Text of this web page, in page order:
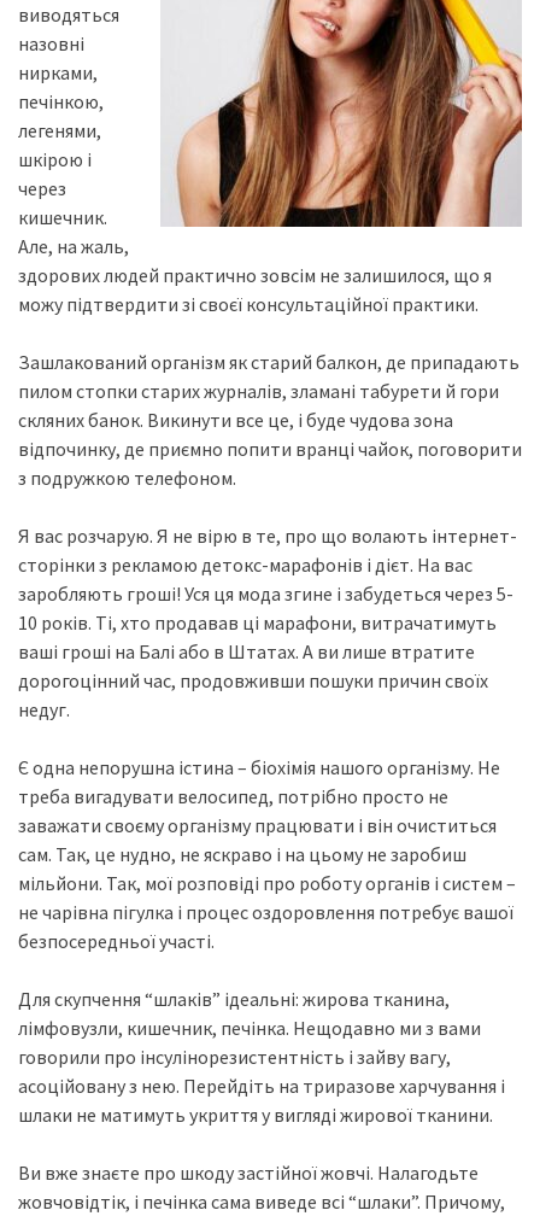
виводяться
назовні
нирками,
печінкою,
легенями,
шкірою і
через
кишечник.
Але, на жаль,
здорових людей практично зовсім не залишилося, що я
можу підтвердити зі своєї консультаційної практики.
Зашлакований організм як старий балкон, де припадають
пилом стопки старих журналів, зламані табурети й гори
скляних банок. Викинути все це, і буде чудова зона
відпочинку, де приємно попити вранці чайок, поговорити
з подружкою телефоном.
Я вас розчарую. Я не вірю в те, про що волають інтернет-
сторінки з рекламою детокс-марафонів і дієт. На вас
заробляють гроші! Уся ця мода згине і забудеться через 5-
10 років. Ті, хто продавав ці марафони, витрачатимуть
ваші гроші на Балі або в Штатах. А ви лише втратите
дорогоцінний час, продовживши пошуки причин своїх
недуг.
Є одна непорушна істина – біохімія нашого організму. Не
треба вигадувати велосипед, потрібно просто не
заважати своєму організму працювати і він очиститься
сам. Так, це нудно, не яскраво і на цьому не заробиш
мільйони. Так, мої розповіді про роботу органів і систем –
не чарівна пігулка і процес оздоровлення потребує вашої
безпосередньої участі.
Для скупчення “шлаків” ідеальні: жирова тканина,
лімфовузли, кишечник, печінка. Нещодавно ми з вами
говорили про інсулінорезистентність і зайву вагу,
асоційовану з нею. Перейдіть на триразове харчування і
шлаки не матимуть укриття у вигляді жирової тканини.
Ви вже знаєте про шкоду застійної жовчі. Налагодьте
жовчовідтік, і печінка сама виведе всі “шлаки”. Причому,